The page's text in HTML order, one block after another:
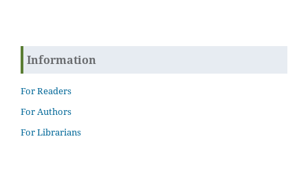
Information
For Readers
For Authors
For Librarians